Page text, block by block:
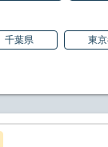
千葉県 東